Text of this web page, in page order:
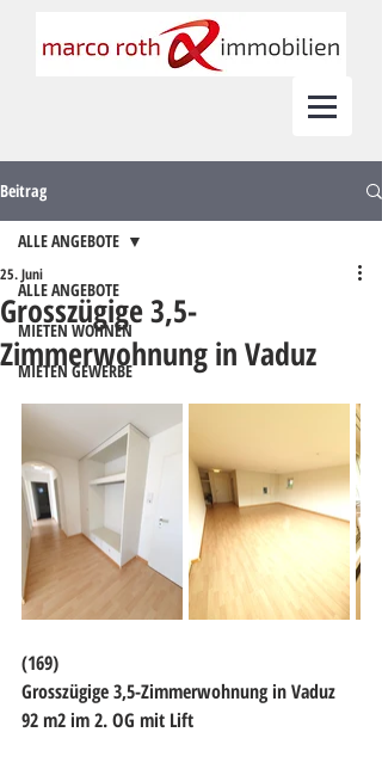
Beitrag
ALLE ANGEBOTE
MIETEN WOHNEN
MIETEN GEWERBE
ALLE ANGEBOTE
Grosszügige 3,5-
Zimmerwohnung in Vaduz
25. Juni
(169)
Grosszügige 3,5-Zimmerwohnung in Vaduz
92 m2 im 2. OG mit Lift